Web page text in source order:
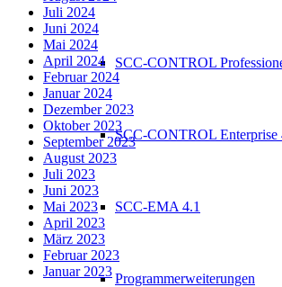
SCC-CONTROL
SCC-CONTROL Enterprise
SCC-EMA 4.1
Programmerweiterungen
Juli 2024
Juni 2024
Mai 2024
April 2024
Februar 2024
Januar 2024
Dezember 2023
Oktober 2023
September 2023
August 2023
Juli 2023
Juni 2023
Mai 2023
April 2023
März 2023
Februar 2023
Januar 2023